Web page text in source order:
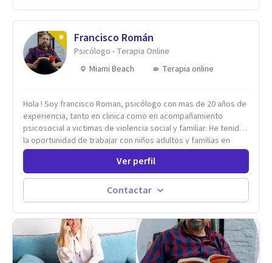
Francisco Román
Psicólogo - Terapia Online
Miami Beach
Terapia online
Hola ! Soy francisco Roman, psicólogo con mas de 20 años de
experiencia, tanto en clinica como en acompañamiento
psicosocial a victimas de violencia social y familiar. He tenido
la oportunidad de trabajar con niños adultos y familias en
todos los espacios y esto me ha dado un una variedad de
aprendizajes que ahora pongo a tu disposicion. En la
actualidad puedo atenderte de manera presencial y/o virtual,
de lunes a sabado. el costo de cada sesión lo acordamos en
el primer contacto
Ver perfil
Contactar